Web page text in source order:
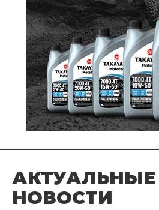
АКТУАЛЬНЫЕ
НОВОСТИ